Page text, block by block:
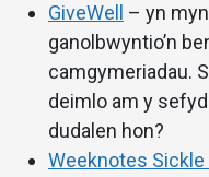
GiveWell
– yn
ganolbwyntio’n
camgymeriadau.
deimlo am y
dudalen hon?
Weeknotes Sickle